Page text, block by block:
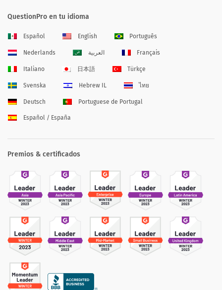
QuestionPro en tu idioma
Español English Português
Nederlands العربية Français
Italiano 日本語 Türkçe
Svenska Hebrew IL ไทย
Deutsch Portuguese de Portugal
Español / España
Premios & certificados